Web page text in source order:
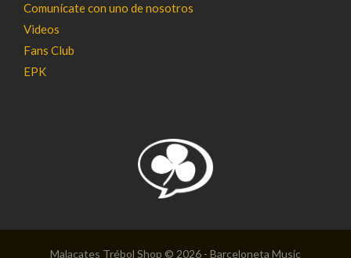
Comunícate con uno de nosotros
Videos
Fans Club
EPK
Malacates Trébol Shop © 2026 - Barceloneta Music